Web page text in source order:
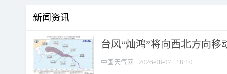
新闻资讯
台风“灿鸿”将向西北方向移
中国天气网 2026-08-07 18:10